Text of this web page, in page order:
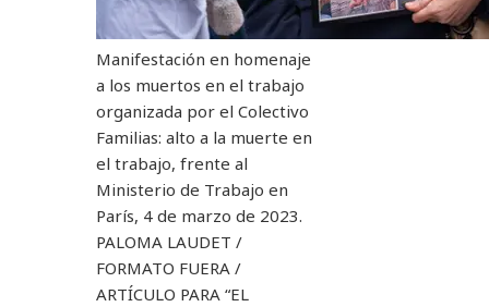
Manifestación en homenaje
a los muertos en el trabajo
organizada por el Colectivo
Familias: alto a la muerte en
el trabajo, frente al
Ministerio de Trabajo en
París, 4 de marzo de 2023.
PALOMA LAUDET /
FORMATO FUERA /
ARTÍCULO PARA “EL